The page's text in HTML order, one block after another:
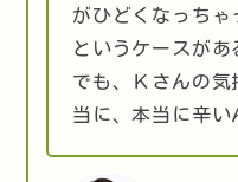
がひどくなっちゃ
というケースがあ
でも、Ｋさんの
当に、本当に辛い